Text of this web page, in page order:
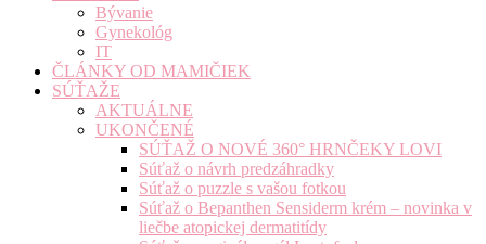
Bývanie
Gynekológ
IT
ČLÁNKY OD MAMIČIEK
SÚŤAŽE
AKTUÁLNE
UKONČENÉ
SÚŤAŽ O NOVÉ 360° HRNČEKY LOVI
Súťaž o návrh predzáhradky
Súťaž o puzzle s vašou fotkou
Súťaž o Bepanthen Sensiderm krém – novinka v
liečbe atopickej dermatitídy